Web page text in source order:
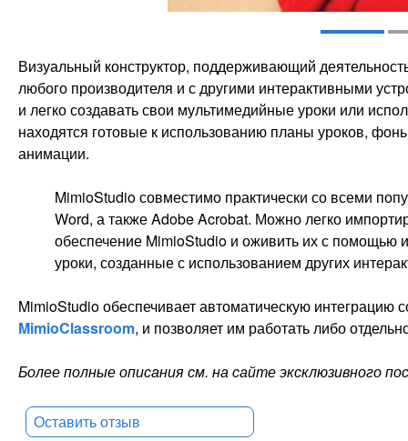
Визуальный конструктор, поддерживающий
любого производителя и с другими интерактивными
и легко создавать свои мультимедийные уроки или
находятся готовые к использованию планы уроков,
анимации.
MimioStudio совместимо практически со всеми
Word, а также Adobe Acrobat. Можно легко
обеспечение MimioStudio и оживить их с помощью
уроки, созданные с использованием других
MimioStudio обеспечивает автоматическую
MimioClassroom, и позволяет им работать либо
Более полные описания см. на сайте эксклюзивного
Оставить отзыв